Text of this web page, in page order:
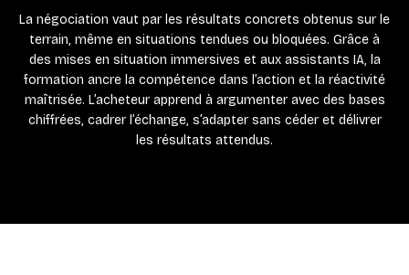
La négociation vaut par les résultats concrets obtenus sur le
terrain, même en situations tendues ou bloquées. Grâce à
des mises en situation immersives et aux assistants IA, la
formation ancre la compétence dans l’action et la réactivité
maîtrisée. L’acheteur apprend à argumenter avec des bases
chiffrées, cadrer l’échange, s’adapter sans céder et délivrer
les résultats attendus.